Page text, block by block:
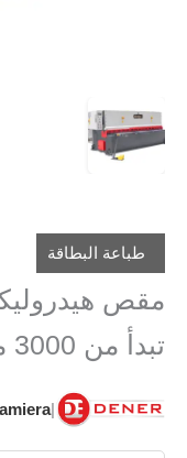
طباعة البطاقة
تبدأ من 3000 مم إلى 6000 مم.
|